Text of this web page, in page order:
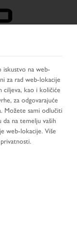
JEZIK
na web-
za rad web-lokacije
ciljeva, kao i količiće
za odgovarajuće
Možete sami odlučiti
na temelju vaših
web-lokacije. Više